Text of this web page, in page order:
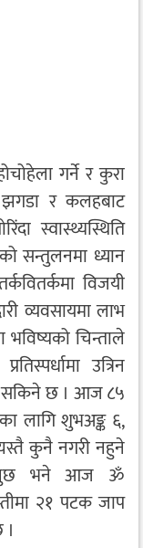
गर्ने र कुरा
र कलहबाट
स्वास्थ्यस्थिति
सन्तुलनमा ध्यान
विजयी
व्यवसायमा लाभ
भविष्यको चिन्ताले
उत्रिन
सकिने छ । आज ८५
लागि शुभअङ्क ६,
कुनै नगरी नहुने
भने आज ॐ
२१ पटक जाप